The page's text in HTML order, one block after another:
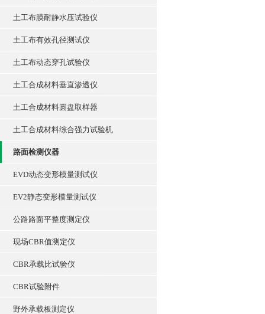
土工布膜耐静水压试验仪
土工布有效孔径测试仪
土工布动态穿孔试验仪
土工合成材料垂直渗透仪
土工合成材料圆盘取样器
土工合成材料综合强力试验机
路面检测仪器
EVD动态变形模量测试仪
EV2静态变形模量测试仪
公路路面平整度测定仪
现场CBR值测定仪
CBR承载比试验仪
CBR试验附件
野外承载板测定仪